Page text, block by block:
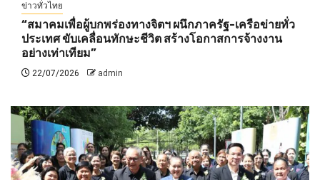
ข่าวทั่วไทย
“สมาคมเพื่อผู้บกพร่องทางจิตฯ ผนึกภาครัฐ-เครือข่ายทั่ว
ประเทศ ขับเคลื่อนทักษะชีวิต สร้างโอกาสการจ้างงาน
อย่างเท่าเทียม”
22/07/2026 admin